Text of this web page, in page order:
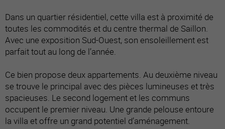
Dans un quartier résidentiel, cette villa est à proximité de
toutes les commodités et du centre thermal de Saillon.
Avec une exposition Sud-Ouest, son ensoleillement est
parfait tout au long de l’année.
Ce bien propose deux appartements. Au deuxième niveau
se trouve le principal avec des pièces lumineuses et très
spacieuses. Le second logement et les communs
occupent le premier niveau. Une grande pelouse entoure
la villa et offre un grand potentiel d’aménagement.